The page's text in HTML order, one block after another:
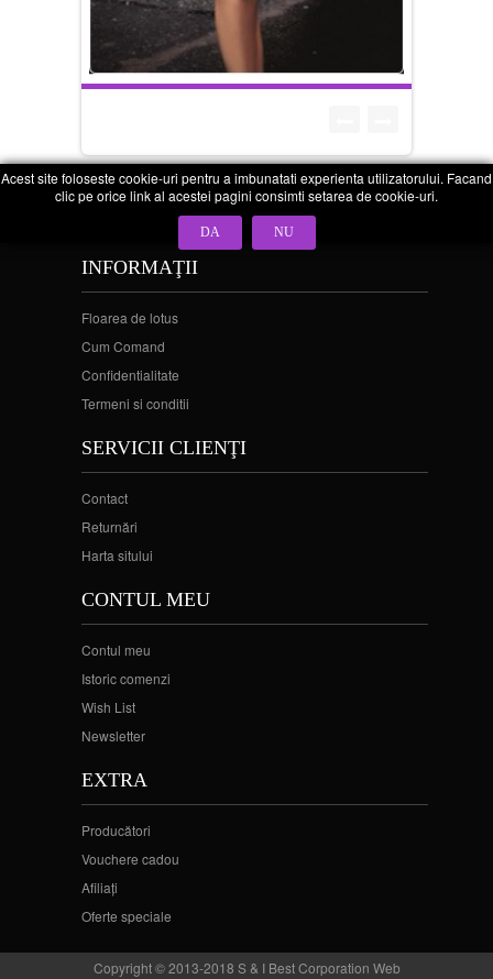
INFORMAŢII
Floarea de lotus
Cum Comand
Confidentialitate
Termeni si conditii
SERVICII CLIENŢI
Contact
Returnări
Harta sitului
CONTUL MEU
Contul meu
Istoric comenzi
Wish List
Newsletter
EXTRA
Producători
Vouchere cadou
Afiliaţi
Oferte speciale
Copyright © 2013-2018 S & I Best Corporation Web
Acest site foloseste cookie-uri pentru a imbunatati experienta utilizatorului. Facand
clic pe orice link al acestei pagini consimti setarea de cookie-uri.
DA NU